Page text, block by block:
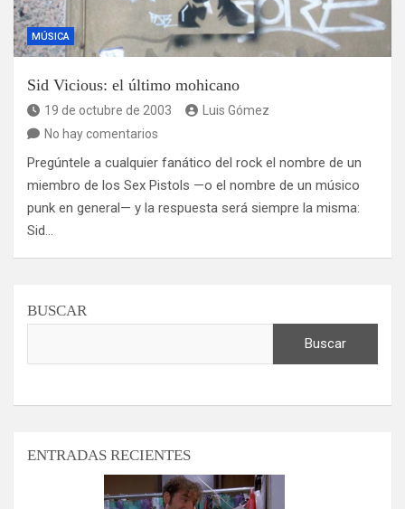
MÚSICA
Sid Vicious: el último mohicano
19 de octubre de 2003
Luis Gómez
No hay comentarios
Pregúntele a cualquier fanático del rock el nombre de un
miembro de los Sex Pistols —o el nombre de un músico
punk en general— y la respuesta será siempre la misma:
Sid…
BUSCAR
Buscar
ENTRADAS RECIENTES